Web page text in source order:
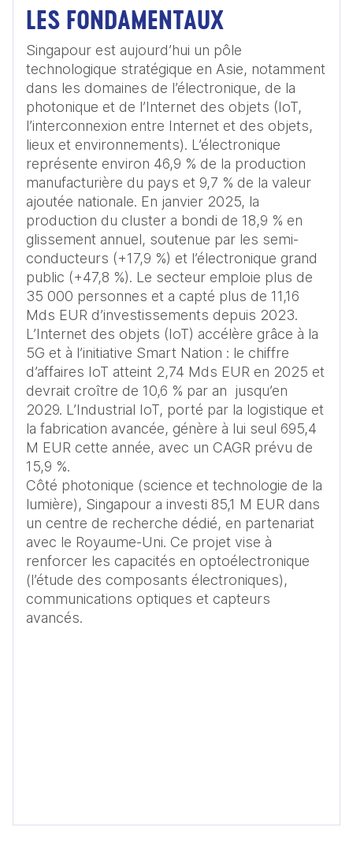
LES FONDAMENTAUX
Singapour est aujourd’hui un pôle
technologique stratégique en Asie, notamment
dans les domaines de l’électronique, de la
photonique et de l’Internet des objets (IoT,
l’interconnexion entre Internet et des objets,
lieux et environnements). L’électronique
représente environ 46,9 % de la production
manufacturière du pays et 9,7 % de la valeur
ajoutée nationale. En janvier 2025, la
production du cluster a bondi de 18,9 % en
glissement annuel, soutenue par les semi-
conducteurs (+17,9 %) et l’électronique grand
public (+47,8 %). Le secteur emploie plus de
35 000 personnes et a capté plus de 11,16
Mds EUR d’investissements depuis 2023.
L’Internet des objets (IoT) accélère grâce à la
5G et à l’initiative Smart Nation : le chiffre
d’affaires IoT atteint 2,74 Mds EUR en 2025 et
devrait croître de 10,6 % par an  jusqu’en
2029. L’Industrial IoT, porté par la logistique et
la fabrication avancée, génère à lui seul 695,4
M EUR cette année, avec un CAGR prévu de
15,9 %.
Côté photonique (science et technologie de la
lumière), Singapour a investi 85,1 M EUR dans
un centre de recherche dédié, en partenariat
avec le Royaume-Uni. Ce projet vise à
renforcer les capacités en optoélectronique
(l’étude des composants électroniques),
communications optiques et capteurs
avancés.